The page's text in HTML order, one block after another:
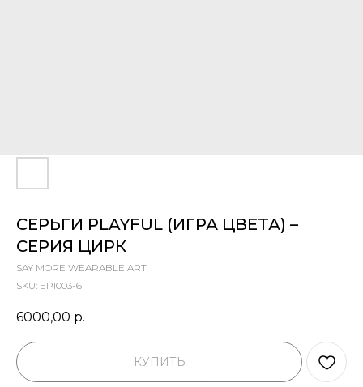
СЕРЬГИ PLAYFUL (ИГРА ЦВЕТА) –
СЕРИЯ ЦИРК
SAY MORE WEARABLE ART
SKU: EPl003-6
6000,00 р.
КУПИТЬ